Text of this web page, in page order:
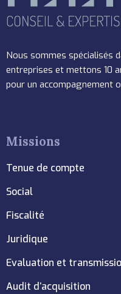
Nous sommes spécialisés
entreprises et mettons 10
pour un accompagnement
Missions
Tenue de compte
Social
Fiscalité
Juridique
Evaluation et
Audit d’acquisition